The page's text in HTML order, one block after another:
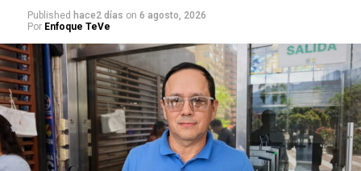
Published hace2 días on 6 agosto, 2026
Por Enfoque TeVe